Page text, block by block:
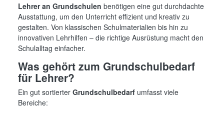
Lehrer an Grundschulen benötigen eine gut durchdachte
Ausstattung, um den Unterricht effizient und kreativ zu
gestalten. Von klassischen Schulmaterialien bis hin zu
innovativen Lehrhilfen – die richtige Ausrüstung macht den
Schulalltag einfacher.
Was gehört zum Grundschulbedarf
für Lehrer?
Ein gut sortierter Grundschulbedarf umfasst viele
Bereiche: